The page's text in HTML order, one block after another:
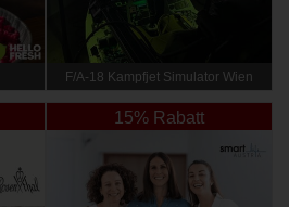
F/A-18 Kampfjet Simulator Wien
15% Rabatt